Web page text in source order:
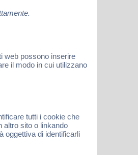
web possono inserire
il modo in cui utilizzano
tutti i cookie che
altro sito o linkando
oggettiva di identificarli